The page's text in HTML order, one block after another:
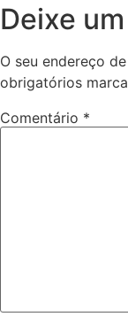
Deixe
O seu endereço
obrigatórios
Comentário *